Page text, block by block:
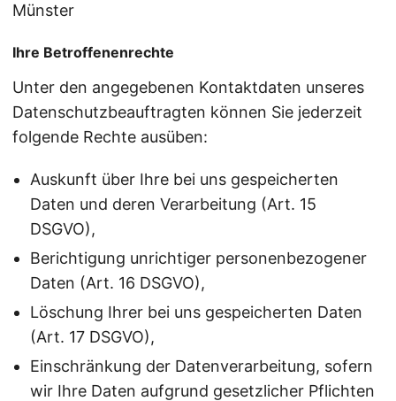
Münster
Ihre Betroffenenrechte
Unter den angegebenen Kontaktdaten unseres
Datenschutzbeauftragten können Sie jederzeit
folgende Rechte ausüben:
Auskunft über Ihre bei uns gespeicherten
Daten und deren Verarbeitung (Art. 15
DSGVO),
Berichtigung unrichtiger personenbezogener
Daten (Art. 16 DSGVO),
Löschung Ihrer bei uns gespeicherten Daten
(Art. 17 DSGVO),
Einschränkung der Datenverarbeitung, sofern
wir Ihre Daten aufgrund gesetzlicher Pflichten